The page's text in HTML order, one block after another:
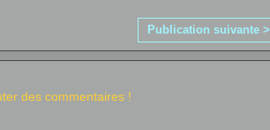
Publication suivante >
des commentaires !